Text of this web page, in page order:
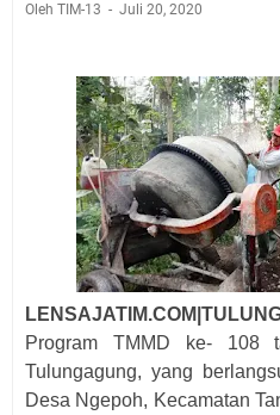
Oleh TIM-13 Juli 20, 2020
Program TMMD ke- 108
Tulungagung, yang
Desa Ngepoh, Kecamatan